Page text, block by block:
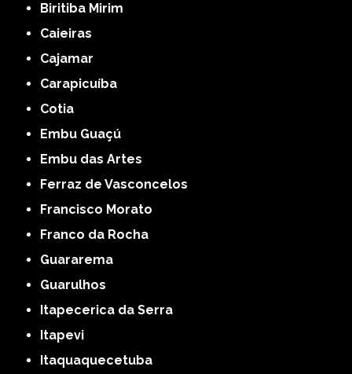
Biritiba Mirim
Caieiras
Cajamar
Carapicuíba
Cotia
Embu Guaçú
Embu das Artes
Ferraz de Vasconcelos
Francisco Morato
Franco da Rocha
Guararema
Guarulhos
Itapecerica da Serra
Itapevi
Itaquaquecetuba